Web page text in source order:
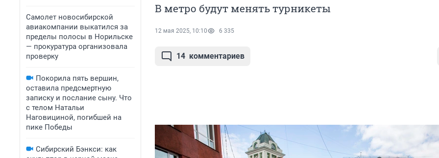
Самолет новосибирской
авиакомпании выкатился за
пределы полосы в Норильске
— прокуратура организовала
проверку
Покорила пять вершин,
оставила предсмертную
записку и послание сыну. Что
с телом Натальи
Наговициной, погибшей на
пике Победы
Сибирский Бэнкси: как
В метро будут менять турникеты
12 мая 2025, 10:10 6 335
14 комментариев